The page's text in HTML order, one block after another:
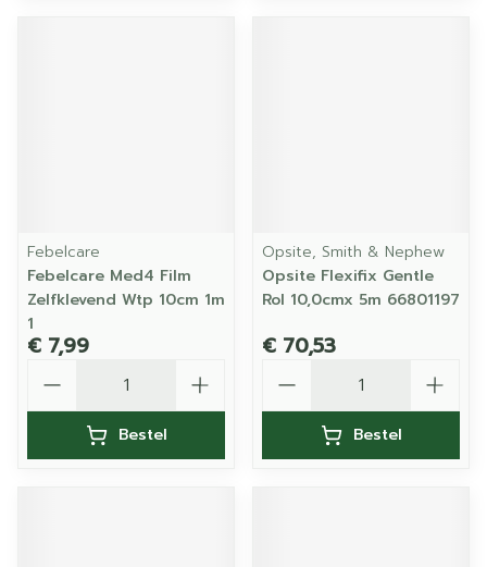
Febelcare
Febelcare Med4 Film
Zelfklevend Wtp 10cm 1m
1
€ 7,99
Bestel
Opsite, Smith & Nephew
Opsite Flexifix Gentle
Rol 10,0cmx 5m 66801197
€ 70,53
Bestel